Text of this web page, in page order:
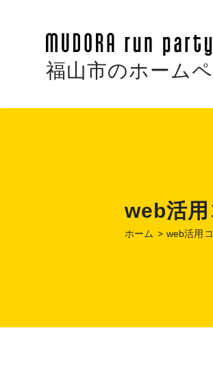
福山市のホーム
web活用
ホーム web活用